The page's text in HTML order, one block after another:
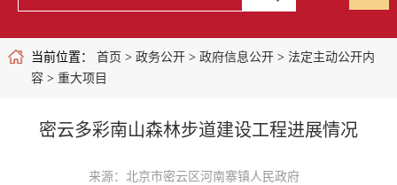
当前位置： 首页 > 政务公开> 政府信息公开> 法定主动公开内
容> 重大项目
密云多彩南山森林步道建设工程进展情况
来源：北京市密云区河南寨镇人民政府